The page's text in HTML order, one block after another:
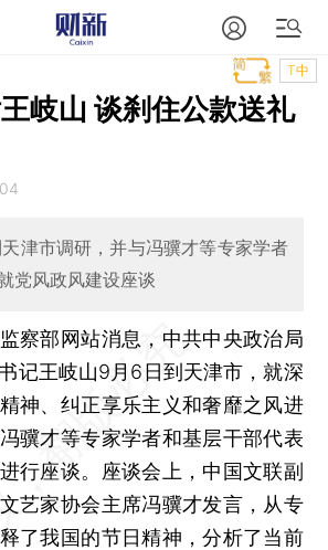
T中
岐山 谈刹住公款送礼
津市调研，并与冯骥才等专家学者
党风政风建设座谈
部网站消息，中共中央政治局
记王岐山9月6日到天津市，就深
神、纠正享乐主义和奢靡之风进
骥才等专家学者和基层干部代表
行座谈。座谈会上，中国文联副
艺家协会主席冯骥才发言，从专
了我国的节日精神，分析了当前